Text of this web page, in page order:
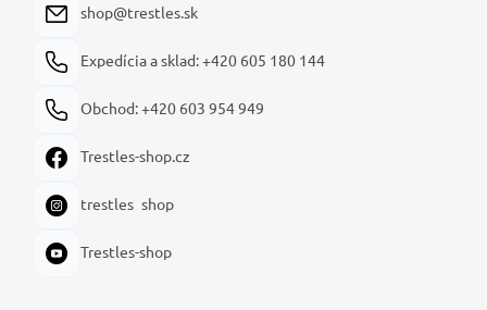
shop@trestles.sk
Expedícia a sklad: +420 605 180 144
Obchod: +420 603 954 949
Trestles-shop.cz
trestles_shop
Trestles-shop